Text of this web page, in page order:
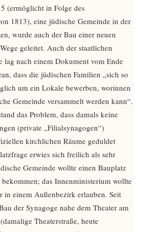
(ermöglicht in Folge des
1813), eine jüdische Gemeinde in der
wurde auch der Bau einer neuen
geleitet. Auch der staatlichen
lag nach einem Dokument vom Ende
dass die jüdischen Familien „sich so
um ein Lokale bewerben, worinnen
Gemeinde versammelt werden kann“.
das Problem, dass damals keine
(private „Filialsynagogen“)
kirchlichen Räume geduldet
erwies sich freilich als sehr
Gemeinde wollte einen Bauplatz
das Innenministerium wollte
in einem Außenbezirk erlauben. Seit
der Synagoge nahe dem Theater am
Theaterstraße, heute